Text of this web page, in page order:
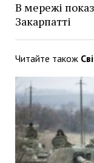
В мережі
Закарпатті
Читайте також